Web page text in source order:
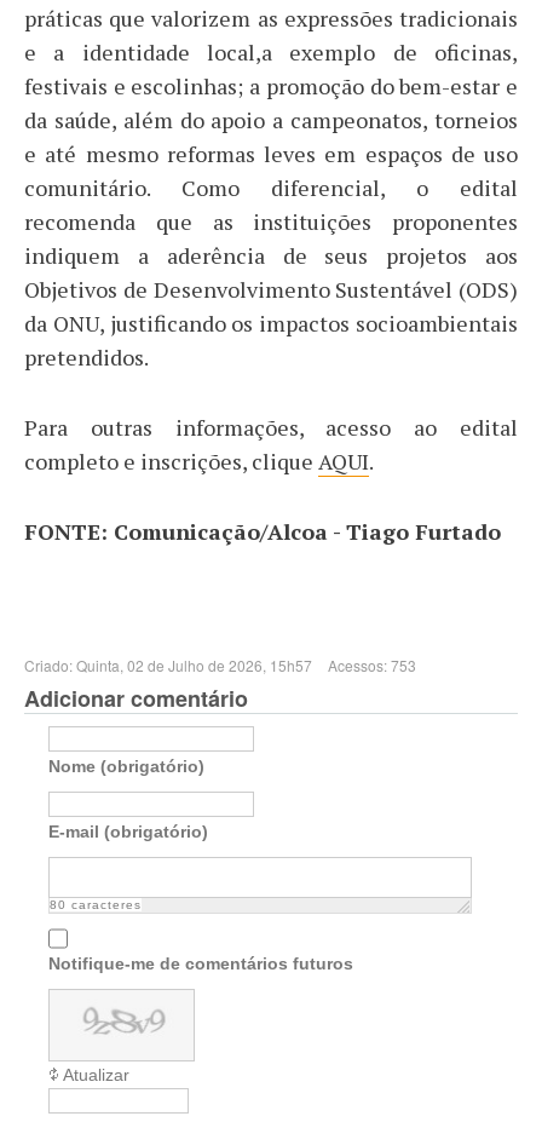
práticas que valorizem as expressões tradicionais
e a identidade local,a exemplo de oficinas,
festivais e escolinhas; a promoção do bem-estar e
da saúde, além do apoio a campeonatos, torneios
e até mesmo reformas leves em espaços de uso
comunitário. Como diferencial, o edital
recomenda que as instituições proponentes
indiquem a aderência de seus projetos aos
Objetivos de Desenvolvimento Sustentável (ODS)
da ONU, justificando os impactos socioambientais
pretendidos.
Para outras informações, acesso ao edital
completo e inscrições, clique AQUI.
FONTE: Comunicação/Alcoa - Tiago Furtado
Criado: Quinta, 02 de Julho de 2026, 15h57 Acessos: 753
Adicionar comentário
Nome (obrigatório)
E-mail (obrigatório)
80 caracteres
Notifique-me de comentários futuros
Atualizar